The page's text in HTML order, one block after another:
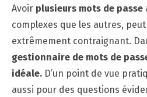
Avoir plusieurs mots de passe
complexes que les autres,
extrêmement contraignant.
gestionnaire de mots de
idéale. D’un point de vue
aussi pour des questions